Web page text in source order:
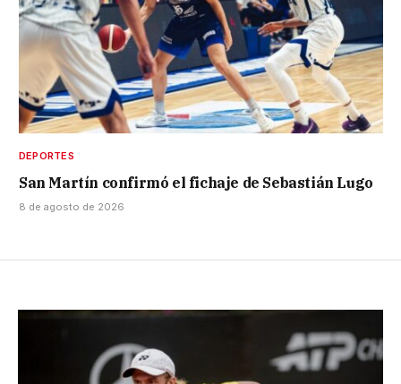
DEPORTES
San Martín confirmó el fichaje de Sebastián Lugo
8 de agosto de 2026